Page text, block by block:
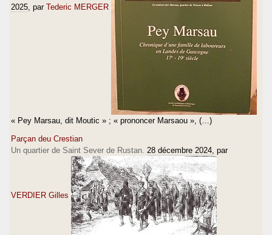
2025 , par Tederic MERGER
« Pey Marsau, dit Moutic » ; « prononcer Marsaou », (…)
Parçan deu Crestian
Un quartier de Saint Sever de Rustan. 28 décembre 2024 , par
VERDIER Gilles